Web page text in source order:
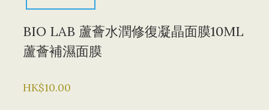
BIO LAB 蘆薈水潤修復凝晶面膜10ML
蘆薈補濕面膜
HK$10.00